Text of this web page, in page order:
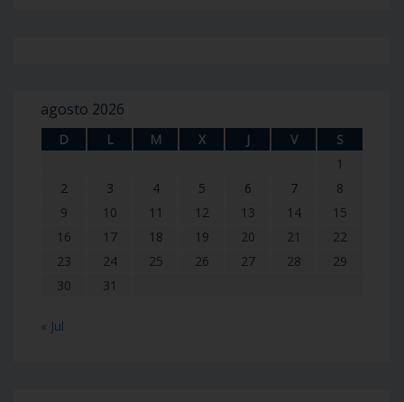
agosto 2026
D L M X J V
S
1
2
3 4 5 6 7
8
9
10 11 12 13 14
15
16
17 18 19 20 21
22
23
24 25 26 27 28
29
30
31
« Jul